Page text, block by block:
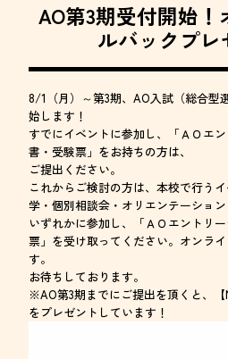
AO第3期受付開始
ルバックプレ
8/1（月）～第3期、AO入試（総合型
始します！
すでにイベントに参加し、「ＡＯエ
書・受験票」をお持ちの方は、
ご提出ください。
これからご検討の方は、本校で行う
学・個別相談会・オリエンテーション
いずれかに参加し、「ＡＯエントリ
票」を受け取ってください。オンラ
す。
お待ちしております。
※AO第3期までにご提出を頂くと、【
をプレゼントしています！